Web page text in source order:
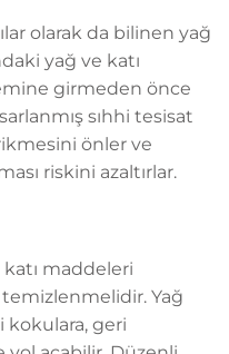
olarak da bilinen yağ
yağ ve katı
girmeden önce
sıhhi tesisat
önler ve
riskini azaltırlar.
maddeleri
Yağ
geri